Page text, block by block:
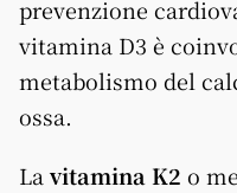
prevenzione
vitamina D3 è
metabolismo del
ossa.
Lavitamina K2 o